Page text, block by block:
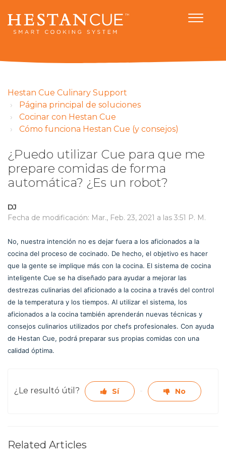
Hestan Cue Culinary Support
Página principal de soluciones
Cocinar con Hestan Cue
Cómo funciona Hestan Cue (y consejos)
¿Puedo utilizar Cue para que me
prepare comidas de forma
automática? ¿Es un robot?
DJ
Fecha de modificación: Mar., Feb. 23, 2021 a las 3:51 P. M.
No, nuestra intención no es dejar fuera a los aficionados a la
cocina del proceso de cocinado. De hecho, el objetivo es hacer
que la gente se implique más con la cocina. El sistema de cocina
inteligente Cue se ha diseñado para ayudar a mejorar las
destrezas culinarias del aficionado a la cocina a través del control
de la temperatura y los tiempos. Al utilizar el sistema, los
aficionados a la cocina también aprenderán nuevas técnicas y
consejos culinarios utilizados por chefs profesionales. Con ayuda
de Hestan Cue, podrá preparar sus propias comidas con una
calidad óptima.
¿Le resultó útil? Sí No
Related Articles